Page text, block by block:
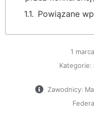
Powiązane
1
Kategorie:
Zawodnicy: